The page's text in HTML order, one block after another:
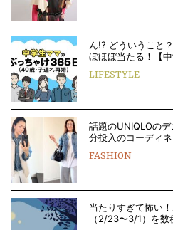
ん!? どういうこと
ぼほぼ当たる！【
LIFESTYLE
話題のUNIQLOの
分投入のコーディネ
FASHION
当たりすぎて怖い
（2/23〜3/1）を